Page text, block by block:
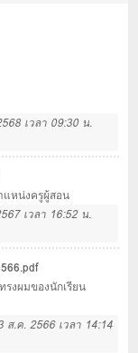
เวลา 09:30 น.
แหน่งครูผู้สอน
เวลา 16:52 น.
รงผมของนักเรียน
ส.ค. 2566 เวลา 14:14